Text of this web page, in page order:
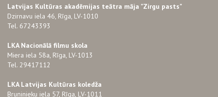
Latvijas Kultūras akadēmijas teātra māja "Zirgu pasts"
Dzirnavu iela 46, Rīga, LV-1010
Tel. 67243393
LKA Nacionālā filmu skola
Miera iela 58a, Rīga, LV-1013
Tel. 29417112
LKA Latvijas Kultūras koledža
Bruņinieku iela 57, Rīga, LV-1011